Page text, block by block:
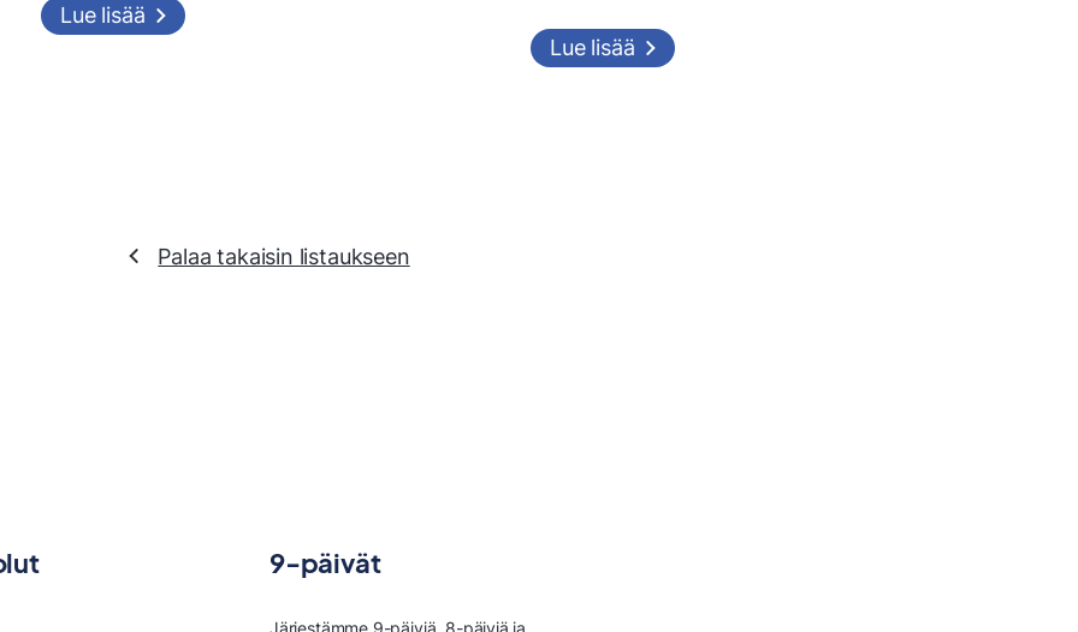
Lue lisää
Lue lisää
Palaa takaisin listaukseen
9-päivät